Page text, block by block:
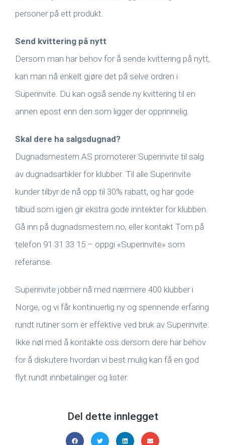
personer på ett produkt.
Send kvittering på nytt
Dersom man har behov for å sende kvittering på nytt,
kan man nå enkelt gjøre det på selve ordren i
Superinvite. Du kan også sende ny kvittering til en
annen epost enn den som ligger der opprinnelig.
Skal dere ha salgsdugnad?
Dugnadsmestern AS promoterer Superinvite til salg
av dugnadsartikler for klubber. Til alle Superinvite
kunder tilbyr de nå opp til 30% rabatt, og har gode
tilbud som igjen gir ekstra gode inntekter for klubben.
Gå inn på dugnadsmestern.no, eller kontakt Tom på
telefon 91 31 33 15 – oppgi «Superinvite» som
referanse.
Superinvite jobber nå med nærmere 400 klubber i
Norge, og vi får kontinuerlig ny og spennende erfaring
rundt rutiner som er effektive ved bruk av Superinvite.
Ikke nøl med å kontakte oss dersom dere har behov
for å diskutere hvordan vi best mulig kan få en god
flyt rundt innbetalinger og lister.
Del dette innlegget